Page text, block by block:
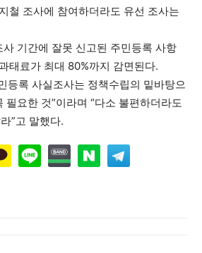
철 조사에 참여하더라도 유선 조사는
기간에 잘못 신고된 주민등록 사항
태료가 최대 80%까지 감면된다.
등록 사실조사는 정책수립의 밑바탕으
필요한 것”이라며 “다소 불편하더라도
”고 말했다.